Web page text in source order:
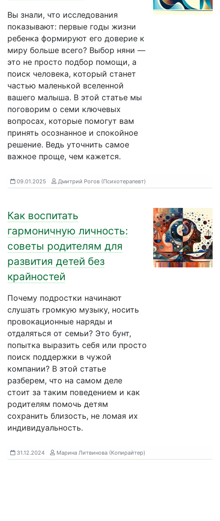
Вы знали, что исследования
показывают: первые годы жизни
ребенка формируют его доверие к
миру больше всего? Выбор няни —
это не просто подбор помощи, а
поиск человека, который станет
частью маленькой вселенной
вашего малыша. В этой статье мы
поговорим о семи ключевых
вопросах, которые помогут вам
принять осознанное и спокойное
решение. Ведь уточнить самое
важное проще, чем кажется.
09.01.2025 Дмитрий Рогов (Психотерапевт)
Как воспитать
гармоничную личность:
советы родителям для
развития детей без
крайностей
Почему подростки начинают
слушать громкую музыку, носить
провокационные наряды и
отдаляться от семьи? Это бунт,
попытка выразить себя или просто
поиск поддержки в чужой
компании? В этой статье
разберем, что на самом деле
стоит за таким поведением и как
родителям помочь детям
сохранить близость, не ломая их
индивидуальность.
31.12.2024 Марина Литвинова (Копирайтер)